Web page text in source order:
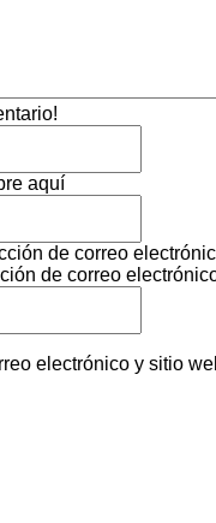
aquí
de correo
de correo
electrónico y sitio